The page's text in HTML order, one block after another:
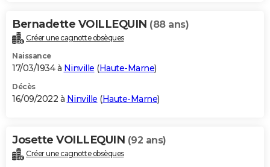
Bernadette VOILLEQUIN (88 ans)
Créer une cagnotte obsèques
Naissance
17/03/1934 à Ninville (Haute-Marne)
Décès
16/09/2022 à Ninville (Haute-Marne)
Josette VOILLEQUIN (92 ans)
Créer une cagnotte obsèques